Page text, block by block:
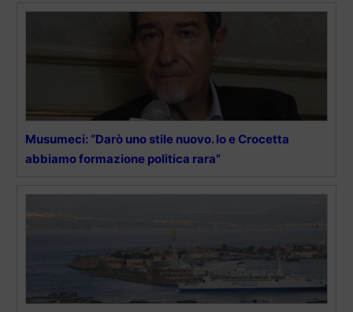
Musumeci: “Darò uno stile nuovo. Io e Crocetta
abbiamo formazione politica rara”